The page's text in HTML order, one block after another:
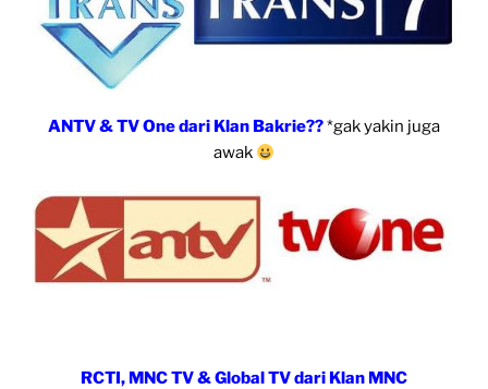
ANTV & TV One dari Klan Bakrie??*gak yakin juga
awak
RCTI, MNC TV & Global TV dari Klan MNC